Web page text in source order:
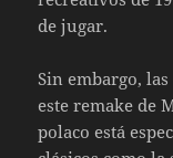
de jugar.
Sin embargo,
este remake de
polaco está